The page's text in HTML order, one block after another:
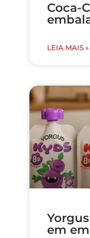
Coca-
LEIA MAIS »
em